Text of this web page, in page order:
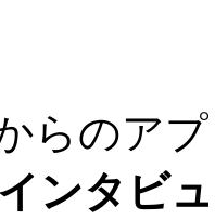
らのア
ンタビ